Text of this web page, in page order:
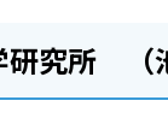
究所 （